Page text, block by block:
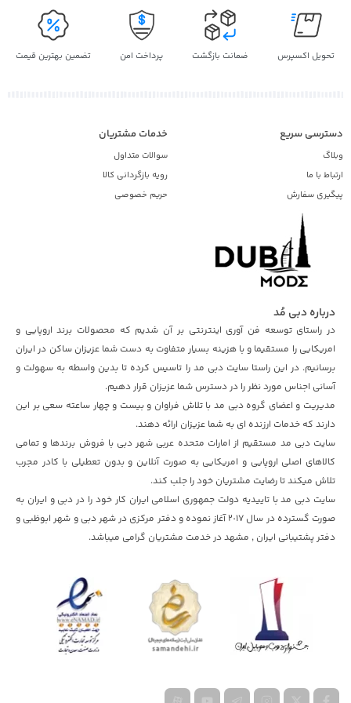
اصل | کاپشن دخترانه
تحویل اکسپرس ضمانت بازگشت پرداخت امن تضمین بهترین قیمت
دسترسی سریع
وبلاگ
ارتباط با ما
پیگیری سفارش
خدمات مشتریان
سوالات متداول
رویه بازگردانی کالا
حریم خصوصی
درباره دبی مُد
در راستای توسعه فن آوری اینترنتی بر آن شدیم که محصولات برند اروپایی و
امریکایی را مستقیما و با هزینه بسیار متفاوت به دست شما عزیزان ساکن در ایران
برسانیم. در این راستا سایت دبی مد را تاسیس کرده تا بدین واسطه به سهولت و
آسانی اجناس مورد نظر را در دسترس شما عزیزان قرار دهیم.
مدیریت و اعضای گروه دبی مد با تلاش فراوان و بیست و چهار ساعته سعی بر این
دارند که خدمات ارزنده ای به شما عزیزان ارائه دهند.
سایت دبی مد مستقیم از امارات متحده عربی شهر دبی با فروش برندها و تمامی
کالاهای اصلی اروپایی و امریکایی به صورت آنلاین و بدون تعطیلی با کادر مجرب
تلاش میکند تا رضایت مشتریان خود را جلب کند.
سایت دبی مد با تاییدیه دولت جمهوری اسلامی ایران کار خود را در دبی و ایران به
صورت گسترده در سال ٢٠١۷ آغاز نموده و دفتر مرکزی در شهر دبی و شهر ابوظبی و
دفتر پشتیبانی ایران , مشهد در خدمت مشتریان گرامی میباشد.